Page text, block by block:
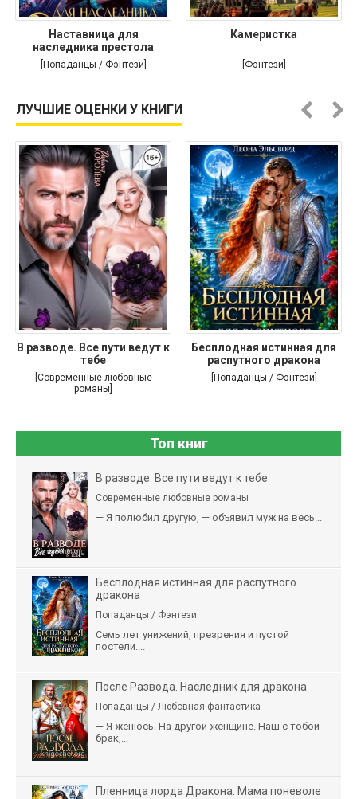
Наставница для
наследника престола
[Попаданцы / Фэнтези]
Камеристка
[Фэнтези]
ЛУЧШИЕ ОЦЕНКИ У КНИГИ
В разводе. Все пути ведут к
тебе
[Современные любовные
романы]
Бесплодная истинная для
распутного дракона
[Попаданцы / Фэнтези]
Топ книг
В разводе. Все пути ведут к тебе
Современные любовные романы
— Я полюбил другую, — объявил муж на весь...
Бесплодная истинная для распутного
дракона
Попаданцы / Фэнтези
Семь лет унижений, презрения и пустой
постели....
После Развода. Наследник для дракона
Попаданцы / Любовная фантастика
— Я женюсь. На другой женщине. Наш с тобой
брак,...
Пленница лорда Дракона. Мама поневоле